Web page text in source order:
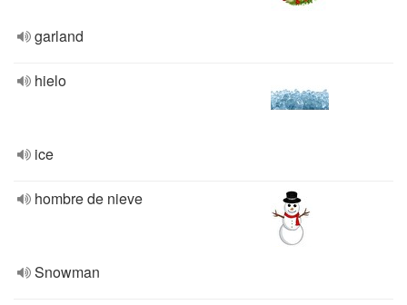
garland
hielo
ice
hombre de nieve
Snowman